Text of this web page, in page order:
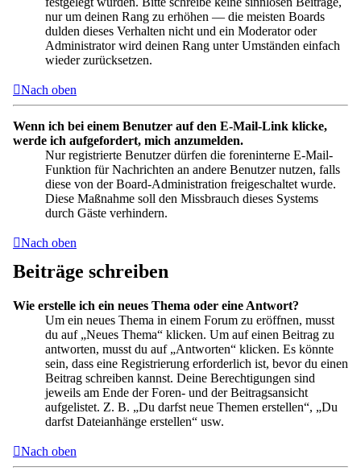
nur um deinen Rang zu erhöhen — die meisten Boards
dulden dieses Verhalten nicht und ein Moderator oder
Administrator wird deinen Rang unter Umständen einfach
wieder zurücksetzen.
Nach oben
Wenn ich bei einem Benutzer auf den E-Mail-Link klicke,
werde ich aufgefordert, mich anzumelden.
Nur registrierte Benutzer dürfen die foreninterne E-Mail-
Funktion für Nachrichten an andere Benutzer nutzen, falls
diese von der Board-Administration freigeschaltet wurde.
Diese Maßnahme soll den Missbrauch dieses Systems
durch Gäste verhindern.
Nach oben
Beiträge schreiben
Wie erstelle ich ein neues Thema oder eine Antwort?
Um ein neues Thema in einem Forum zu eröffnen, musst
du auf „Neues Thema“ klicken. Um auf einen Beitrag zu
antworten, musst du auf „Antworten“ klicken. Es könnte
sein, dass eine Registrierung erforderlich ist, bevor du einen
Beitrag schreiben kannst. Deine Berechtigungen sind
jeweils am Ende der Foren- und der Beitragsansicht
aufgelistet. Z. B. „Du darfst neue Themen erstellen“, „Du
darfst Dateianhänge erstellen“ usw.
Nach oben